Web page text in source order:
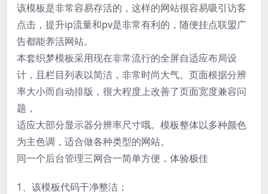
该模板是非常容易存活的，这样的网站很容易吸引访客
点击，提升ip流量和pv是非常有利的，随便挂点联盟广
告都能养活网站。
本套织梦模板采用现在非常流行的全屏自适应布局设
计，且栏目列表以简洁，非常时尚大气。页面根据分辨
率大小而自动排版，很大程度上改善了页面宽度兼容问
题，
适应大部分显示器分辨率尺寸哦。模板整体以多种颜色
为主色调，适合做各种类型的网站。
同一个后台管理三网合一简单方便，体验极佳
1、该模板代码干净整洁；